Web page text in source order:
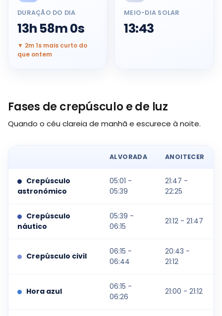
DURAÇÃO DO DIA
13h 58m 0s
▼ 2m 1s mais curto do
que ontem
MEIO-DIA SOLAR
13:43
Fases de crepúsculo e de luz
Quando o céu clareia de manhã e escurece à noite.
ALVORADA ANOITECER
Crepúsculo
astronómico
05:01 -
05:39
21:47 -
22:25
Crepúsculo
náutico
05:39 -
06:15
21:12 - 21:47
Crepúsculo civil
06:15 -
06:44
20:43 -
21:12
Hora azul
06:15 -
06:26
21:00 - 21:12